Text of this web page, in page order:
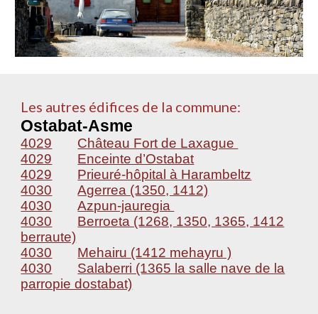
Les autres édifices de la commune:
Ostabat-Asme
4029
Château Fort de Laxague
4029
Enceinte d’Ostabat
4029
Prieuré-hôpital à Harambeltz
4030
Agerrea (1350, 1412)
4030
Azpun-jauregia
4030
Berroeta (1268, 1350, 1365, 1412
berraute)
4030
Mehairu (1412 mehayru )
4030
Salaberri (1365 la salle nave de la
parropie dostabat)